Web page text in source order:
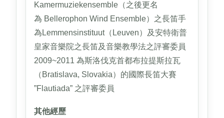
Kamermuziekensemble（之後更名
為 Bellerophon Wind Ensemble）之長笛手
為Lemmensinstituut（Leuven）及安特衛普
皇家音樂院之長笛及音樂教學法之評審委員
2009~2011 為斯洛伐克首都布拉提斯拉瓦
（Bratislava, Slovakia）的國際長笛大賽
”Flautiada” 之評審委員
其他經歷